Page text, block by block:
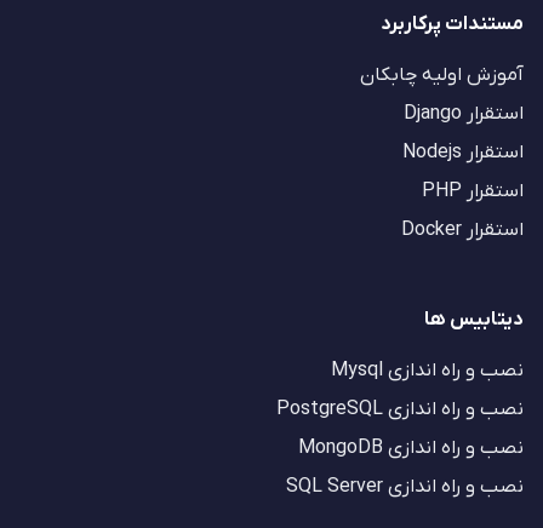
مستندات پرکاربرد
آموزش اولیه چابکان
استقرار Django
استقرار Nodejs
استقرار PHP
استقرار Docker
دیتابیس ها
نصب و راه اندازی Mysql
نصب و راه اندازی PostgreSQL
نصب و راه اندازی MongoDB
نصب و راه اندازی SQL Server